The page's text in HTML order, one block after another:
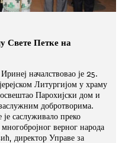
Свете Петке на
началствовао је 25.
Литургијом у храму
Парохијски дом и
добротворима.
саслуживало преко
верног народа
директор Управе за